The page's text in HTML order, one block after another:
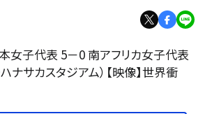
女子代表 5－0 南アフリカ女子代表
ナサカスタジアム）【映像】世界衝